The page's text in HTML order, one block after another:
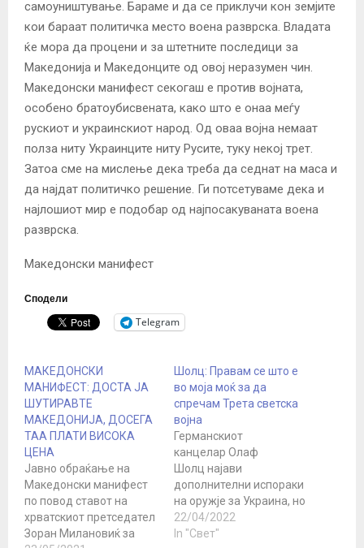
самоуништување. Бараме и да се приклучи кон земјите
кои бараат политичка место воена разврска. Владата
ќе мора да процени и за штетните последици за
Македонија и Македонците од овој неразумен чин.
Македонски манифест секогаш е против војната,
особено братоубисвената, како што е онаа меѓу
рускиот и украинскиот народ. Од оваа војна немаат
полза ниту Украинците ниту Русите, туку некој трет.
Затоа сме на мислење дека треба да седнат на маса и
да најдат политичко решение. Ги потсетуваме дека и
најлошиот мир е подобар од најпосакуваната воена
разврска.
Македонски манифест
Сподели
Telegram
МАКЕДОНСКИ
МАНИФЕСТ: ДОСТА ЈА
ШУТИРАВТЕ
МАКЕДОНИЈА, ДОСЕГА
ТАА ПЛАТИ ВИСОКА
ЦЕНА
Јавно обраќање на
Македонски манифест
по повод ставот на
хрватскиот претседател
Зоран Милановиќ за
Шолц: Правам се што е
во моја моќ за да
спречам Трета светска
војна
Германскиот
канцелар Олаф
Шолц најави
дополнителни испораки
на оружје за Украина, но
во исто време ја
оправда сегашната
22/04/2022
In "Свет"